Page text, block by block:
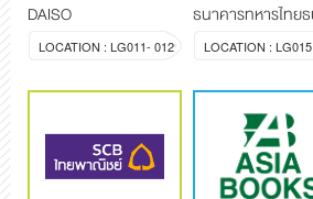
DAISO
LOCATION : LG011- 012 LOCATION : LG015